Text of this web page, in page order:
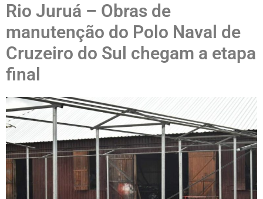
Rio Juruá – Obras de
manutenção do Polo Naval de
Cruzeiro do Sul chegam a etapa
final